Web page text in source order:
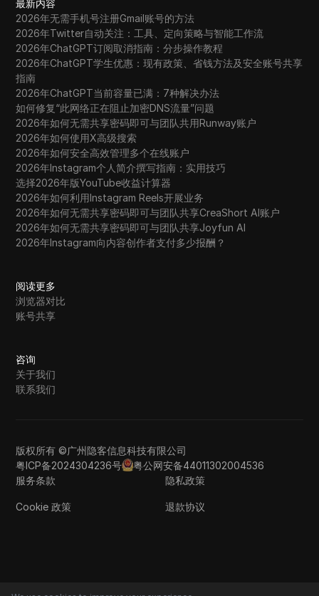
最新内容
2026年无需手机号注册Gmail账号的方法
2026年Twitter自动关注：工具、定向策略与智能工作流
2026年ChatGPT订阅取消指南：分步操作教程
2026年ChatGPT学生优惠：现有政策、省钱方法及安全账号共享
指南
2026年ChatGPT当前容量已满：7种解决办法
如何修复“此网络正在阻止加密DNS流量”问题
2026年如何无需共享密码即可与团队共用Runway账户
2026年如何使用X高级搜索
2026年如何安全高效管理多个在线账户
2026年Instagram个人简介撰写指南：实用技巧
选择2026年版YouTube收益计算器
2026年如何利用Instagram Reels开展业务
2026年如何无需共享密码即可与团队共享CreaShort AI账户
2026年如何无需共享密码即可与团队共享Joyfun AI
2026年Instagram向内容创作者支付多少报酬？
阅读更多
浏览器对比
账号共享
咨询
关于我们
联系我们
版权所有 ©广州隐客信息科技有限公司
粤ICP备2024304236号
粤公网安备44011302004536
服务条款
隐私政策
Cookie 政策 退款协议